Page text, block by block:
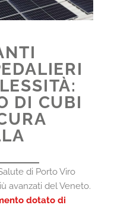
DI CUBI
di Porto Viro
avanzati del Veneto.
dotato di